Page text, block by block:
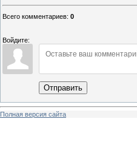
Всего комментариев: 0
Войдите:
Отправить
Полная версия сайта